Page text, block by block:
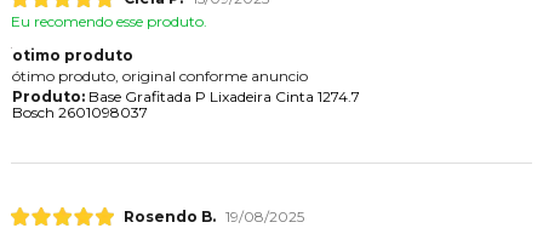
Eu recomendo esse produto.
otimo produto
ótimo produto, original conforme anuncio
Produto:Base Grafitada P Lixadeira Cinta 1274.7
Bosch 2601098037
Rosendo B. 19/08/2025